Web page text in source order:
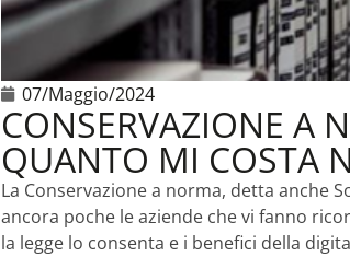
07/Maggio/2024
CONSERVAZIONE A
QUANTO MI COSTA
La Conservazione a norma, detta anche
ancora poche le aziende che vi fanno
la legge lo consenta e i benefici della